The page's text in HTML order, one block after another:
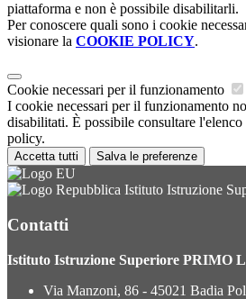
piattaforma e non è possibile disabilitarli.
Per conoscere quali sono i cookie
visionare la COOKIE POLICY.
Cookie necessari per il funzionamento
I cookie necessari per il funzionamento
disabilitati. È possibile consultare
policy.
Accetta tutti Salva le preferenze
Istituto Istruzione
Contatti
Istituto Istruzione Superiore PRIMO
Via Manzoni, 86 - 45021 Badia